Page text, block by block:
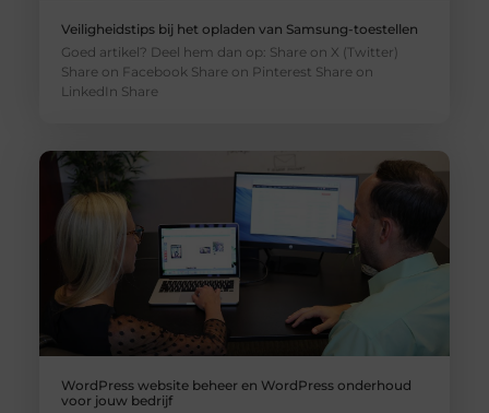
Veiligheidstips bij het opladen van Samsung-toestellen
Goed artikel? Deel hem dan op: Share on X (Twitter)
Share on Facebook Share on Pinterest Share on
LinkedIn Share
WordPress website beheer en WordPress onderhoud
voor jouw bedrijf